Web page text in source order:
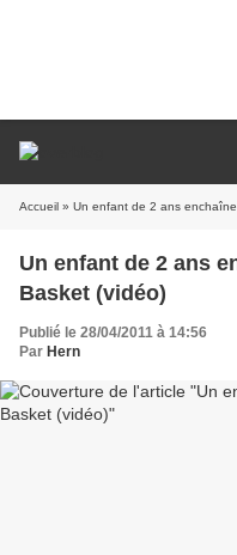
Accueil » Un enfant de 2 ans
Un enfant de 2 ans
Basket (vidéo)
Publié le 28/04/2011 à 14:56
Par Hern